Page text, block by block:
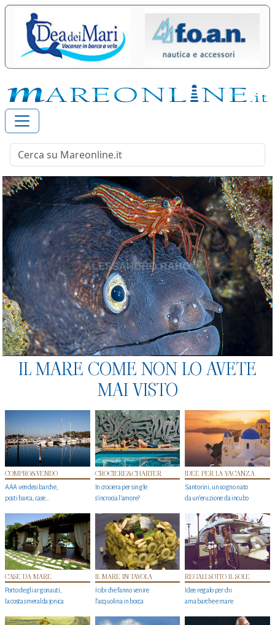
IL MARE COME NON LO AVETE
MAI VISTO
COMPRO&VENDO
AAA vendesi barche,
posti barca, case…
CROCIERE&CHARTER
In crociera per single
s'incrocia l’amore?
IDEE PER LA VACANZA
Santorini, un sogno nato
da un’eruzione da incubo
CASE DA MARE
Porto degli argonauti,
la costa smeralda jonica
IL MARE IN TAVOLA
I cibi che fanno venire
l’acquolina in bocca
REGALI SOTTO IL SOLE
Idee regalo per chi
ama barche e mare